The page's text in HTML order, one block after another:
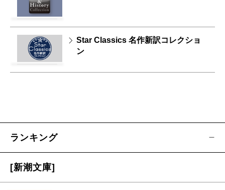
Star Classics 名作新訳コレクショ
ン
ランキング
[新潮文庫]